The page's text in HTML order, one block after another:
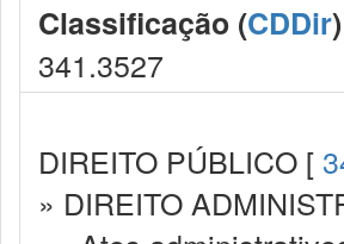
Classificação (CDDir)
341.3527
DIREITO PÚBLICO [
» DIREITO